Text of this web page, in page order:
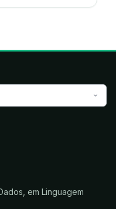
em Linguagem